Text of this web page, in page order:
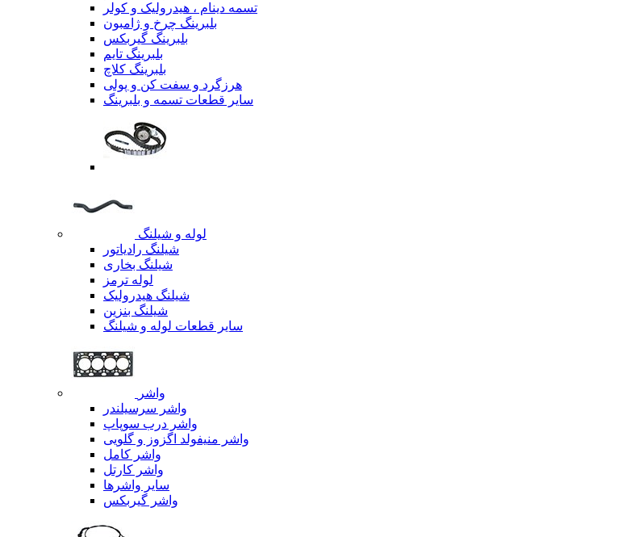
تسمه دینام ، هیدرولیک و کولر
بلبرینگ چرخ و ژامبون
بلبرینگ گیربکس
بلبرینگ تایم
بلبرینگ کلاچ
هرزگرد و سفت کن و پولی
سایر قطعات تسمه و بلبرینگ
لوله و شیلنگ
شیلنگ رادیاتور
شیلنگ بخاری
لوله ترمز
شیلنگ هیدرولیک
شیلنگ بنزین
سایر قطعات لوله و شیلنگ
واشر
واشر سرسیلندر
واشر درب سوپاپ
واشر منیفولد اگزوز و گلویی
واشر کامل
واشر کارتل
سایر واشرها
واشر گیربکس